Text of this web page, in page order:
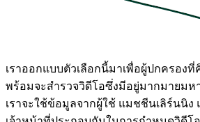
เราออกแบบตัวเลือกนี้มาเพื่อผู้ปกครอง
พร้อมจะสำรวจวิดีโอซึ่งมีอยู่มากมายมหา
เราจะใช้ข้อมูลจากผู้ใช้ แมชชีนเลิร์นนิง